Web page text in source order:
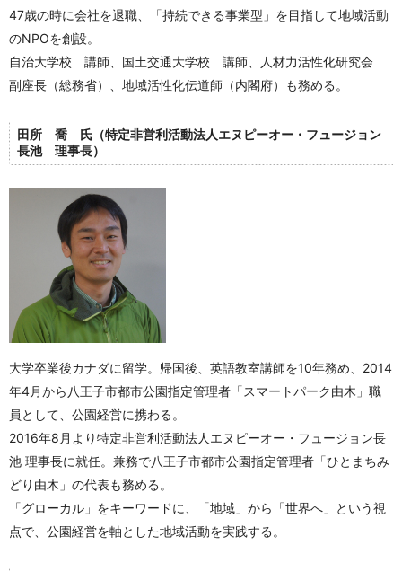
47歳の時に会社を退職、「持続できる事業型」を目指して地域活動
のNPOを創設。
自治大学校 講師、国土交通大学校 講師、人材力活性化研究会
副座長（総務省）、地域活性化伝道師（内閣府）も務める。
田所 喬 氏（特定非営利活動法人エヌピーオー・フュージョン
長池 理事長）
大学卒業後カナダに留学。帰国後、英語教室講師を10年務め、2014
年4月から八王子市都市公園指定管理者「スマートパーク由木」職
員として、公園経営に携わる。
2016年8月より特定非営利活動法人エヌピーオー・フュージョン長
池 理事長に就任。兼務で八王子市都市公園指定管理者「ひとまちみ
どり由木」の代表も務める。
「グローカル」をキーワードに、「地域」から「世界へ」という視
点で、公園経営を軸とした地域活動を実践する。